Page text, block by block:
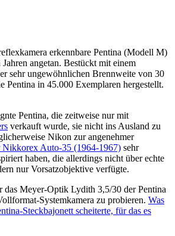
erkennbare Pentina (Modell M)
angetan. Bestückt mit einem
sehr ungewöhnlichen Brennweite von 30
Pentina in 45.000 Exemplaren hergestellt.
Pentina, die zeitweise nur mit
verkauft wurde, sie nicht ins Ausland zu
Nikon zur angenehmer
Auto-35 (1964-1967) sehr
haben, die allerdings nicht über echte
nur Vorsatzobjektive verfügte.
das Meyer-Optik Lydith 3,5/30 der Pentina
Systemkamera zu probieren. Was
Steckbajonett scheiterte, für das es